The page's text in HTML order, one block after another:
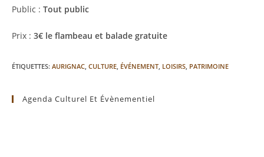
Public : Tout public
Prix : 3€ le flambeau et balade gratuite
ÉTIQUETTES: AURIGNAC CULTURE ÉVÉNEMENT LOISIRS PATRIMOINE
Agenda Culturel Et Évènementiel